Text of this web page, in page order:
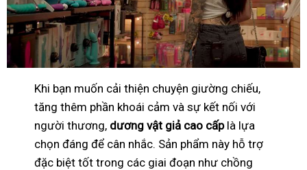
Khi bạn muốn cải thiện chuyện giường chiếu,
tăng thêm phần khoái cảm và sự kết nối với
người thương, dương vật giả cao cấplà lựa
chọn đáng để cân nhắc. Sản phẩm này hỗ trợ
đặc biệt tốt trong các giai đoạn như chồng